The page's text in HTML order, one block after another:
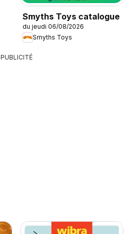
Smyths Toys catalogue
du jeudi 06/08/2026
Smyths Toys
PUBLICITÉ